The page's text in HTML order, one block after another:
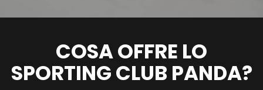
COSA OFFRE LO
SPORTING CLUB PANDA?